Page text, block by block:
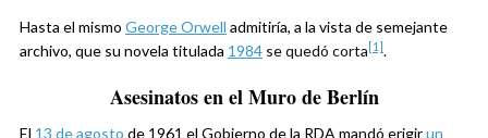
Hasta el mismo George Orwell admitiría, a la vista de semejante
archivo, que su novela titulada 1984 se quedó corta [1].
Asesinatos en el Muro de Berlín
El 13 de agosto de 1961 el Gobierno de la RDA mandó erigirun